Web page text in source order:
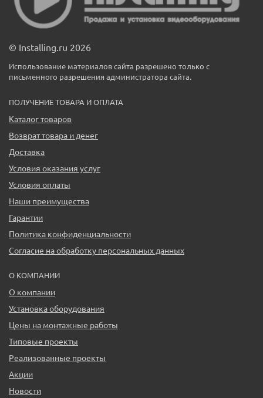
© Installing.ru 2026
Использование материалов сайта разрешено только с
письменного разрешения администратора сайта.
ПОЛУЧЕНИЕ ТОВАРА И ОПЛАТА
Каталог товаров
Возврат товара и денег
Доставка
Условия оказания услуг
Условия оплаты
Наши преимущества
Гарантии
Политика конфиденциальности
Согласие на обработку персональных данных
О КОМПАНИИ
О компании
Установка оборудования
Цены на монтажные работы
Типовые проекты
Реализованные проекты
Акции
Новости